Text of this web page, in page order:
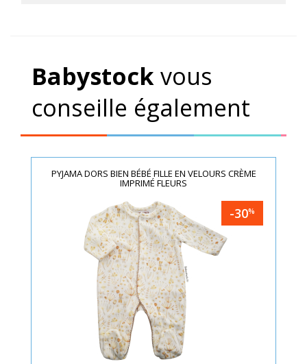
Babystockvous
conseille également
PYJAMA DORS BIEN BÉBÉ FILLE EN VELOURS CRÈME
IMPRIMÉ FLEURS
-30%